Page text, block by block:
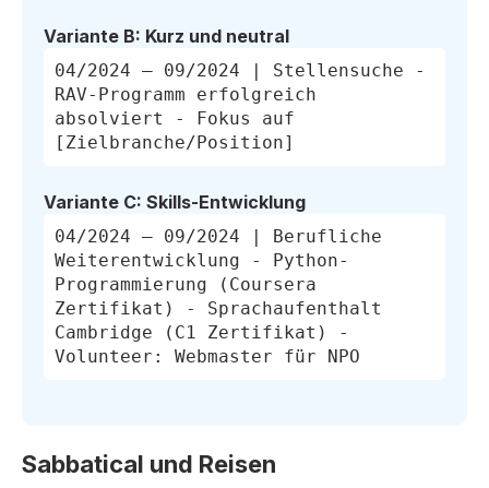
Variante B: Kurz und neutral
04/2024 – 09/2024 | Stellensuche -
RAV-Programm erfolgreich
absolviert - Fokus auf
[Zielbranche/Position]
Variante C: Skills-Entwicklung
04/2024 – 09/2024 | Berufliche
Weiterentwicklung - Python-
Programmierung (Coursera
Zertifikat) - Sprachaufenthalt
Cambridge (C1 Zertifikat) -
Volunteer: Webmaster für NPO
Sabbatical und Reisen